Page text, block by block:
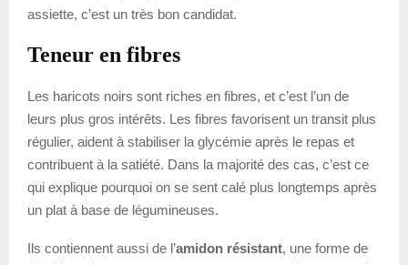
assiette, c’est un très bon candidat.
Teneur en fibres
Les haricots noirs sont riches en fibres, et c’est l’un de
leurs plus gros intérêts. Les fibres favorisent un transit plus
régulier, aident à stabiliser la glycémie après le repas et
contribuent à la satiété. Dans la majorité des cas, c’est ce
qui explique pourquoi on se sent calé plus longtemps après
un plat à base de légumineuses.
Ils contiennent aussi de l’amidon résistant, une forme de